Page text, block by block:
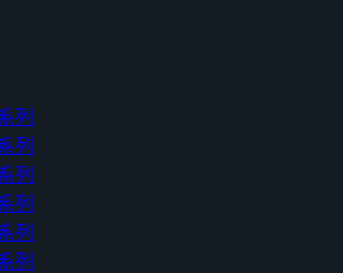
列
列
列
列
列
列